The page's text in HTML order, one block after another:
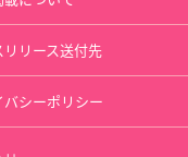
リリース送付先
バシーポリシー